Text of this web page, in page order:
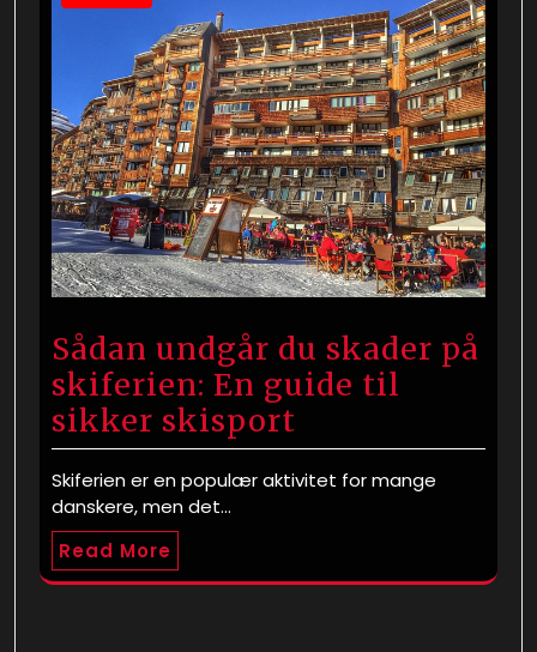
Sådan undgår du skader på
skiferien: En guide til
sikker skisport
Skiferien er en populær aktivitet for mange
danskere, men det…
Read More